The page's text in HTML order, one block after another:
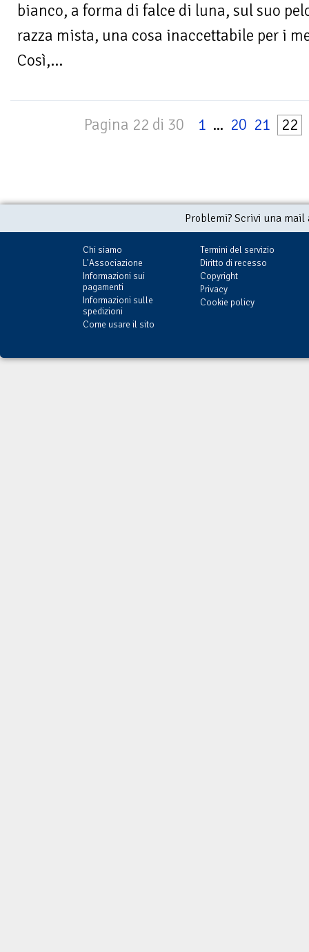
bianco, a forma di falce di luna, sul suo
razza mista, una cosa inaccettabile per i
Così,...
Pagina 22 di 30 1 ... 20 21 22
Problemi? Scrivi una
Chi siamo
L'Associazione
Informazioni sui
pagamenti
Informazioni sulle
spedizioni
Come usare il sito
Termini del servizio
Diritto di recesso
Copyright
Privacy
Cookie policy